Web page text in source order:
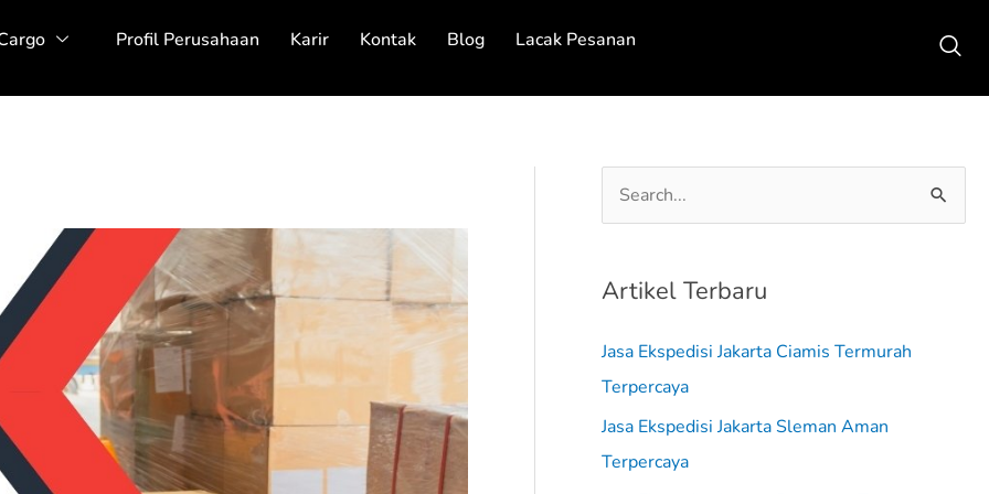
Profil Perusahaan Karir Kontak Blog Lacak Pesanan
i
u
n
Artikel Terbaru
Jasa Ekspedisi Jakarta Ciamis Termurah
Terpercaya
Jasa Ekspedisi Jakarta Sleman Aman
Terpercaya